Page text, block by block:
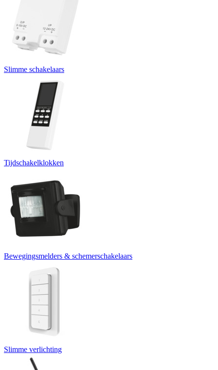
Slimme schakelaars
Tijdschakelklokken
Bewegingsmelders & schemerschakelaars
Slimme verlichting